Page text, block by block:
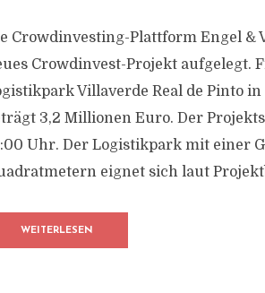
Crowdinvesting-Plattform Engel &
Crowdinvest-Projekt aufgelegt.
Villaverde Real de Pinto
3,2 Millionen Euro. Der
Uhr. Der Logistikpark mit einer
eignet sich laut
WEITERLESEN